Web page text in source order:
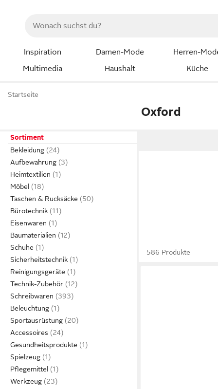
Inspiration Damen-Mode Herren-
Multimedia
Haushalt Küche
Startseite
Oxford
Sortiment
Bekleidung
Aufbewahrung
Heimtextilien
Möbel
Taschen & Rucksäcke
Bürotechnik
Eisenwaren
Baumaterialien
Schuhe
Sicherheitstechnik
Reinigungsgeräte
Technik-Zubehör
Schreibwaren
Beleuchtung
Sportausrüstung
Accessoires
Gesundheitsprodukte
Spielzeug
Pflegemittel
Werkzeug
586 Produkte